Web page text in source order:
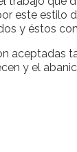
este estilo
y éstos
aceptadas
y el